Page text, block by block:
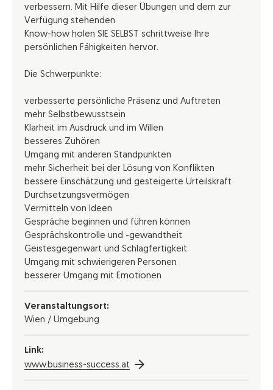
verbessern. Mit Hilfe dieser Übungen und dem zur
Verfügung stehenden
Know-how holen SIE SELBST schrittweise Ihre
persönlichen Fähigkeiten hervor.
Die Schwerpunkte:
verbesserte persönliche Präsenz und Auftreten
mehr Selbstbewusstsein
Klarheit im Ausdruck und im Willen
besseres Zuhören
Umgang mit anderen Standpunkten
mehr Sicherheit bei der Lösung von Konflikten
bessere Einschätzung und gesteigerte Urteilskraft
Durchsetzungsvermögen
Vermitteln von Ideen
Gespräche beginnen und führen können
Gesprächskontrolle und -gewandtheit
Geistesgegenwart und Schlagfertigkeit
Umgang mit schwierigeren Personen
besserer Umgang mit Emotionen
Veranstaltungsort:
Wien / Umgebung
Link:
www.business-success.at